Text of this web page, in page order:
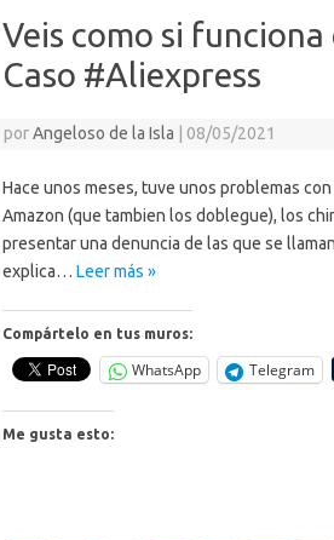
Veis como si
Caso #Aliexpress
porAngeloso de la Isla 08/05/2021
Hace unos meses, tuve unos problemas
Amazon (que tambien los doblegue), los
presentar una denuncia de las que se
explica… Leer más »
Compártelo en tus muros:
WhatsApp Telegram
Me gusta esto: